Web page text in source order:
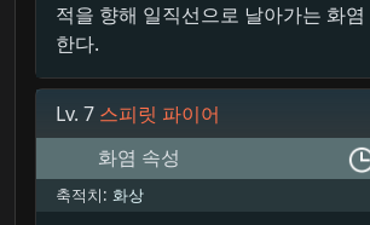
적을 향해 일직선으로 날아가는 화
한다.
Lv. 7 스피릿 파이어
화염 속성
축적치: 화상